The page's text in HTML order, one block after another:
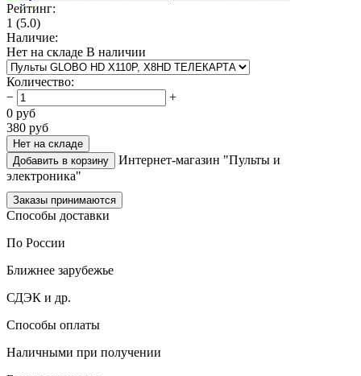
Рейтинг:
1 (5.0)
Наличие:
Нет на складе В наличии
Количество:
−
+
0 руб
380 руб
Нет на складе
Добавить в корзину
Интернет-магазин "Пульты и
электроника"
Заказы принимаются
Способы доставки
По России
Ближнее зарубежье
СДЭК и др.
Способы оплаты
Наличными при получении